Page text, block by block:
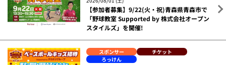
【参加者募集】9/22(火・祝)青森県青森市で
「野球教室 Supported by 株式会社オープン
スタイルズ」を開催!
スポンサー
チケット
ろっけん